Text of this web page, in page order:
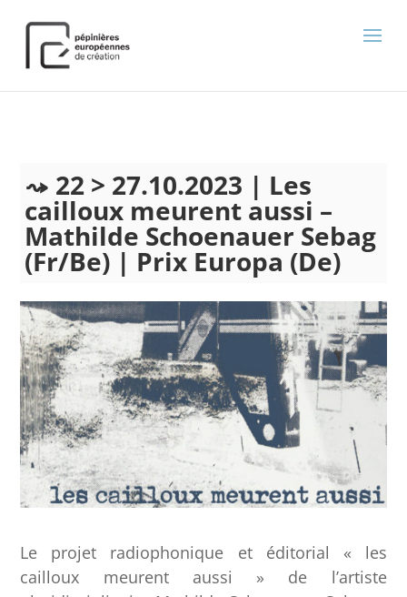
22 > 27.10.2023 | Les
cailloux meurent aussi –
Mathilde Schoenauer Sebag
(Fr/Be) | Prix Europa (De)
Le projet radiophonique et éditorial « les
cailloux meurent aussi » de l’artiste